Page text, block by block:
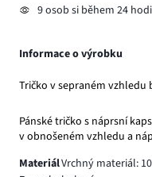
9 osob si během 24
Informace o výrobku
Tričko v sepraném vzhledu
Pánské tričko s náprsní
v obnošeném vzhledu a
MateriálVrchný materiál: